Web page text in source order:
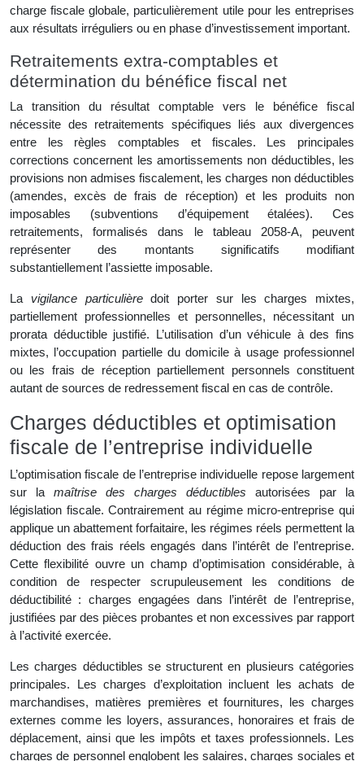
charge fiscale globale, particulièrement utile pour les entreprises
aux résultats irréguliers ou en phase d’investissement important.
Retraitements extra-comptables et
détermination du bénéfice fiscal net
La transition du résultat comptable vers le bénéfice fiscal
nécessite des retraitements spécifiques liés aux divergences
entre les règles comptables et fiscales. Les principales
corrections concernent les amortissements non déductibles, les
provisions non admises fiscalement, les charges non déductibles
(amendes, excès de frais de réception) et les produits non
imposables (subventions d’équipement étalées). Ces
retraitements, formalisés dans le tableau 2058-A, peuvent
représenter des montants significatifs modifiant
substantiellement l’assiette imposable.
La vigilance particulièredoit porter sur les charges mixtes,
partiellement professionnelles et personnelles, nécessitant un
prorata déductible justifié. L’utilisation d’un véhicule à des fins
mixtes, l’occupation partielle du domicile à usage professionnel
ou les frais de réception partiellement personnels constituent
autant de sources de redressement fiscal en cas de contrôle.
Charges déductibles et optimisation
fiscale de l’entreprise individuelle
L’optimisation fiscale de l’entreprise individuelle repose largement
sur la maîtrise des charges déductibles autorisées par la
législation fiscale. Contrairement au régime micro-entreprise qui
applique un abattement forfaitaire, les régimes réels permettent la
déduction des frais réels engagés dans l’intérêt de l’entreprise.
Cette flexibilité ouvre un champ d’optimisation considérable, à
condition de respecter scrupuleusement les conditions de
déductibilité : charges engagées dans l’intérêt de l’entreprise,
justifiées par des pièces probantes et non excessives par rapport
à l’activité exercée.
Les charges déductibles se structurent en plusieurs catégories
principales. Les charges d’exploitation incluent les achats de
marchandises, matières premières et fournitures, les charges
externes comme les loyers, assurances, honoraires et frais de
déplacement, ainsi que les impôts et taxes professionnels. Les
charges de personnel englobent les salaires, charges sociales et